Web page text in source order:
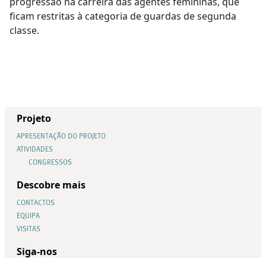
ficam restritas à categoria de guardas de segunda
classe.
Projeto
APRESENTAÇÃO DO PROJETO
ATIVIDADES
CONGRESSOS
Descobre mais
CONTACTOS
EQUIPA
VISITAS
Siga-nos